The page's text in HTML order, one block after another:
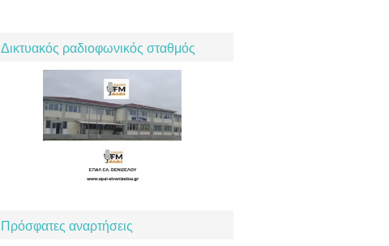
Δικτυακός ραδιοφωνικός σταθμός
Πρόσφατες αναρτήσεις